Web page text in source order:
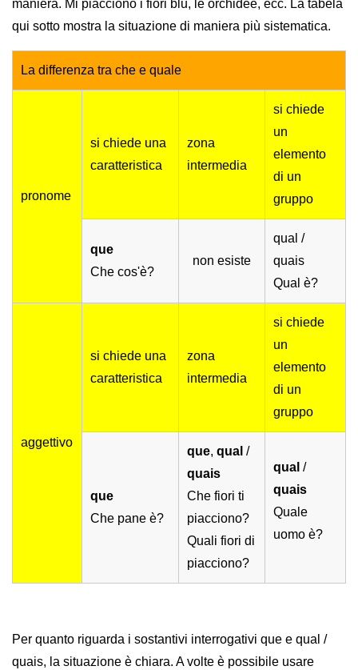
maniera. Mi piacciono i fiori blu, le orchidee, ecc. La tabela
qui sotto mostra la situazione di maniera più sistematica.
La differenza tra che e quale
pronome
si chiede una
caratteristica
zona
intermedia
si chiede
un
elemento
di un
gruppo
que
Che cos'è?
non esiste
qual /
quais
Qual è?
aggettivo
si chiede una
caratteristica
zona
intermedia
si chiede
un
elemento
di un
gruppo
que
Che pane è?
que, qual /
quais
Che fiori ti
piacciono?
Quali fiori di
piacciono?
qual /
quais
Quale
uomo è?
Per quanto riguarda i sostantivi interrogativi que e qual /
quais, la situazione è chiara. A volte è possibile usare